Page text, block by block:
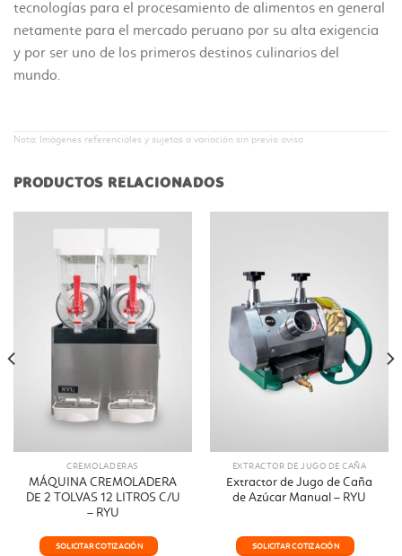
tecnologías para el procesamiento de alimentos en general
netamente para el mercado peruano por su alta exigencia
y por ser uno de los primeros destinos culinarios del
mundo.
Nota: Imágenes referenciales y sujetas a variación sin previo aviso
PRODUCTOS RELACIONADOS
CREMOLADERAS
MÁQUINA CREMOLADERA
DE 2 TOLVAS 12 LITROS C/U
– RYU
SOLICITAR COTIZACIÓN
EXTRACTOR DE JUGO DE CAÑA
Extractor de Jugo de Caña
de Azúcar Manual – RYU
SOLICITAR COTIZACIÓN